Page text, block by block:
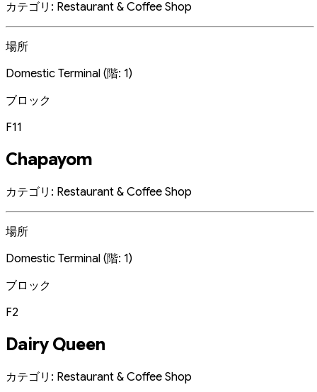
カテゴリ: Restaurant & Coffee Shop
場所
Domestic Terminal (階: 1)
ブロック
F11
Chapayom
カテゴリ: Restaurant & Coffee Shop
場所
Domestic Terminal (階: 1)
ブロック
F2
Dairy Queen
カテゴリ: Restaurant & Coffee Shop